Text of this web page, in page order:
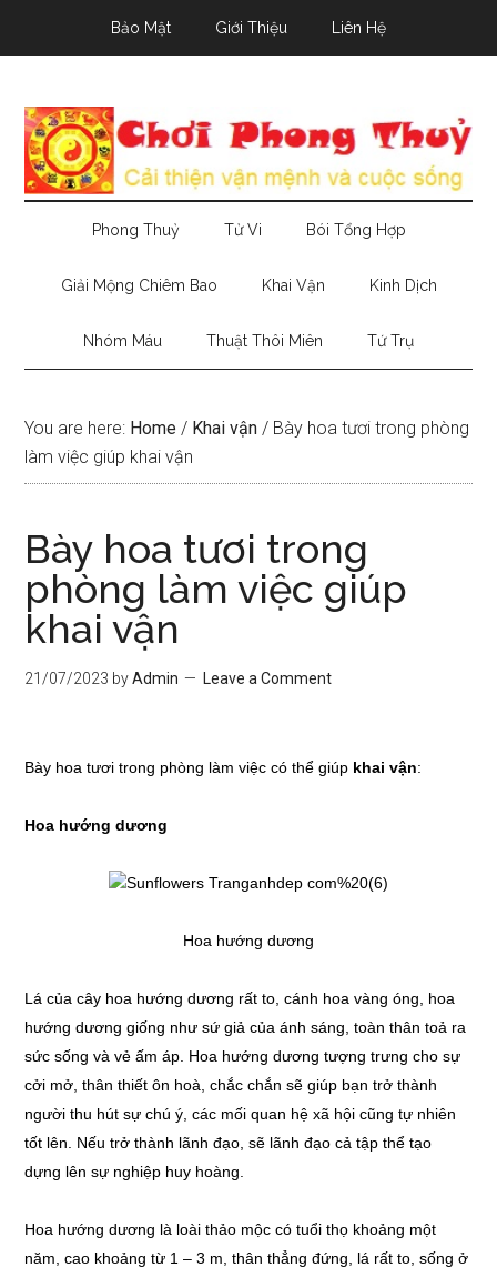
Bảo Mật Giới Thiệu Liên Hệ
Phong Thuỷ Tử Vi Bói Tổng Hợp
Giải Mộng Chiêm Bao Khai Vận Kinh Dịch
Nhóm Máu Thuật Thôi Miên Tứ Trụ
You are here: Home / Khai vận / Bày hoa tươi trong phòng
làm việc giúp khai vận
Bày hoa tươi trong
phòng làm việc giúp
khai vận
21/07/2023 byAdmin Leave a Comment
Bày hoa tươi trong phòng làm việc có thể giúp khai vận:
Hoa hướng dương
Hoa hướng dương
Lá của cây hoa hướng dương rất to, cánh hoa vàng óng, hoa
hướng dương giống như sứ giả của ánh sáng, toàn thân toả ra
sức sống và vẻ ấm áp. Hoa hướng dương tượng trưng cho sự
cởi mở, thân thiết ôn hoà, chắc chắn sẽ giúp bạn trở thành
người thu hút sự chú ý, các mối quan hệ xã hội cũng tự nhiên
tốt lên. Nếu trở thành lãnh đạo, sẽ lãnh đạo cả tập thể tạo
dựng lên sự nghiệp huy hoàng.
Hoa hướng dương là loài thảo mộc có tuổi thọ khoảng một
năm, cao khoảng từ 1 – 3 m, thân thẳng đứng, lá rất to, sống ở